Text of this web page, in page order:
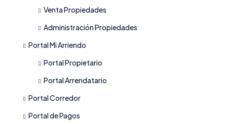
Venta Propiedades
Administración Propiedades
Portal Mi Arriendo
Portal Propietario
Portal Arrendatario
Portal Corredor
Portal de Pagos